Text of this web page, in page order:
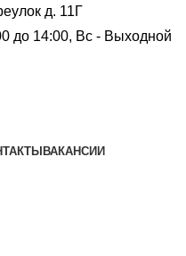
д. 11Г
до 14:00, Вс - Выходной
ВАКАНСИИ